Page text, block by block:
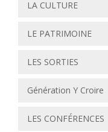
LA CULTURE
LE PATRIMOINE
LES SORTIES
Génération Y Croire
LES CONFÉRENCES